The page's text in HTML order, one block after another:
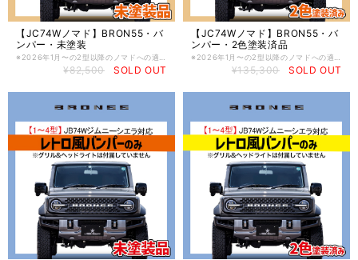
【JC74Wノマド】BRON55・バ
ンパー・未塗装
¥82,500 SOLD OUT
【JC74Wノマド】BRON55・バ
ンパー・2色塗装済品
¥135,300 SOLD OUT